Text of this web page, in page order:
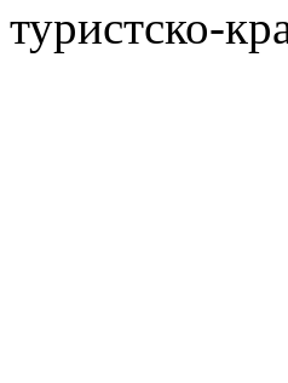
туристско-